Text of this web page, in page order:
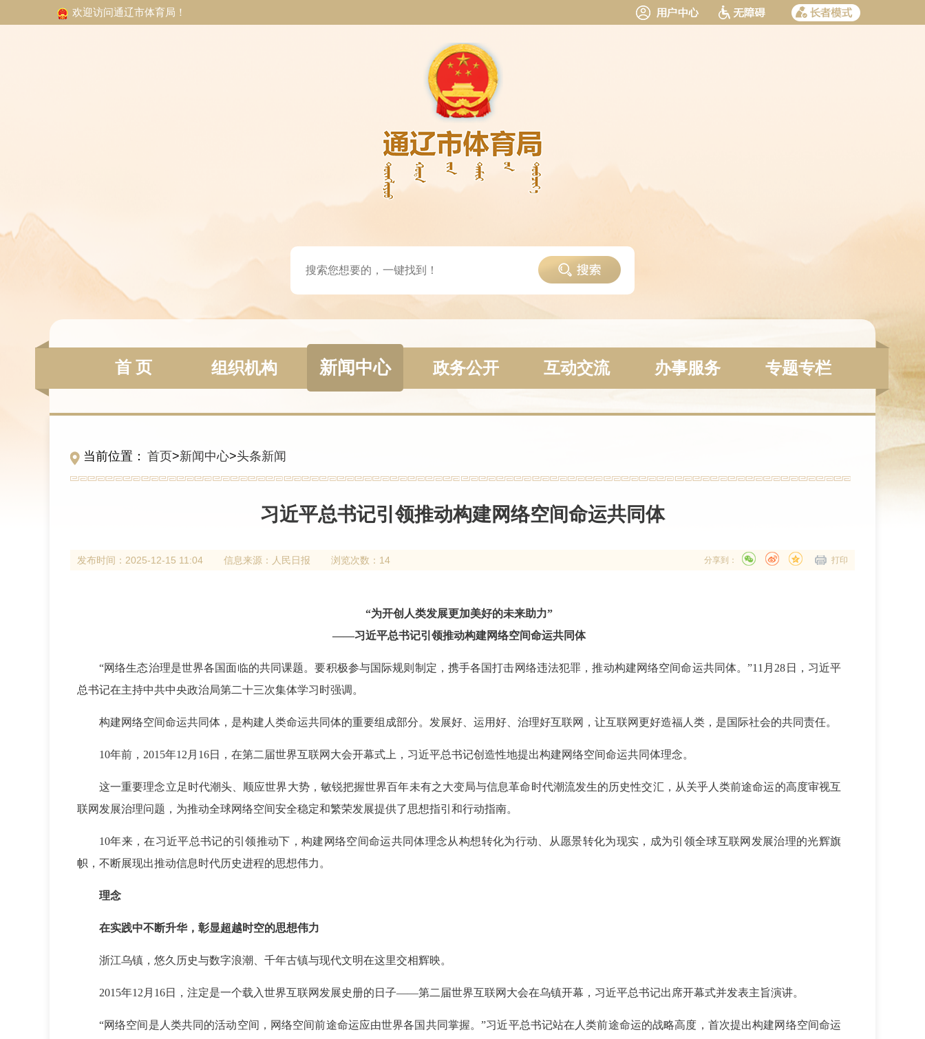
欢迎访问通辽市体育局！
首 页 组织机构 新闻中心 政务公开 互动交流 办事服务 专题专栏
当前位置： 首页>新闻中心>头条新闻
习近平总书记引领推动构建网络空间命运共同体
发布时间： 2025-12-15 11:04 信息来源： 人民日报 浏览次数：14 打印
分享到：
“为开创人类发展更加美好的未来助力”
——习近平总书记引领推动构建网络空间命运共同体
“网络生态治理是世界各国面临的共同课题。要积极参与国际规则制定，携手各国打击网络违法犯罪，推动构建网络空间命运共同体。”11月28日，习近平
总书记在主持中共中央政治局第二十三次集体学习时强调。
构建网络空间命运共同体，是构建人类命运共同体的重要组成部分。发展好、运用好、治理好互联网，让互联网更好造福人类，是国际社会的共同责任。
10年前，2015年12月16日，在第二届世界互联网大会开幕式上，习近平总书记创造性地提出构建网络空间命运共同体理念。
这一重要理念立足时代潮头、顺应世界大势，敏锐把握世界百年未有之大变局与信息革命时代潮流发生的历史性交汇，从关乎人类前途命运的高度审视互
联网发展治理问题，为推动全球网络空间安全稳定和繁荣发展提供了思想指引和行动指南。
10年来，在习近平总书记的引领推动下，构建网络空间命运共同体理念从构想转化为行动、从愿景转化为现实，成为引领全球互联网发展治理的光辉旗
帜，不断展现出推动信息时代历史进程的思想伟力。
理念
在实践中不断升华，彰显超越时空的思想伟力
浙江乌镇，悠久历史与数字浪潮、千年古镇与现代文明在这里交相辉映。
2015年12月16日，注定是一个载入世界互联网发展史册的日子——第二届世界互联网大会在乌镇开幕，习近平总书记出席开幕式并发表主旨演讲。
“网络空间是人类共同的活动空间，网络空间前途命运应由世界各国共同掌握。”习近平总书记站在人类前途命运的战略高度，首次提出构建网络空间命运